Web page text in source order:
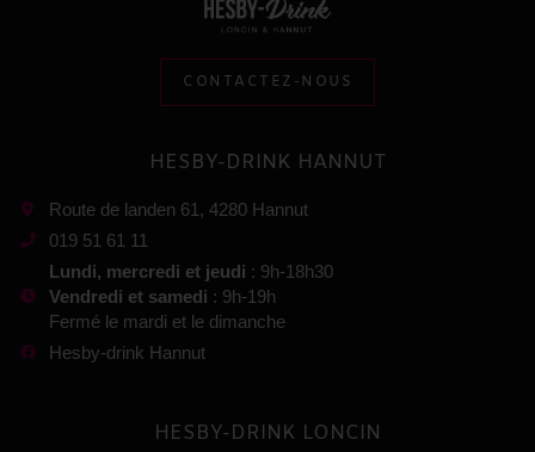
CONTACTEZ-NOUS
HESBY-DRINK HANNUT
Route de landen 61, 4280 Hannut
019 51 61 11
Lundi, mercredi et jeudi : 9h-18h30
Vendredi et samedi : 9h-19h
Fermé le mardi et le dimanche
Hesby-drink Hannut
HESBY-DRINK LONCIN